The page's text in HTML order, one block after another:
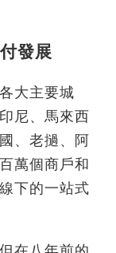
發展
大主要城
尼、馬來西
、老撾、阿
萬個商戶和
下的一站式